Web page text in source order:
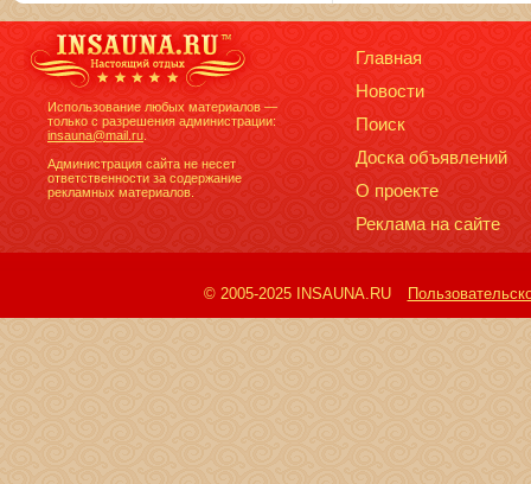
Использование любых материалов —
только с разрешения администрации:
insauna@mail.ru
Администрация сайта не несет
ответственности за содержание
рекламных материалов.
Главная
Новости
Поиск
Доска объявлений
О проекте
Реклама на сайте
© 2005-2025 INSAUNA.RU